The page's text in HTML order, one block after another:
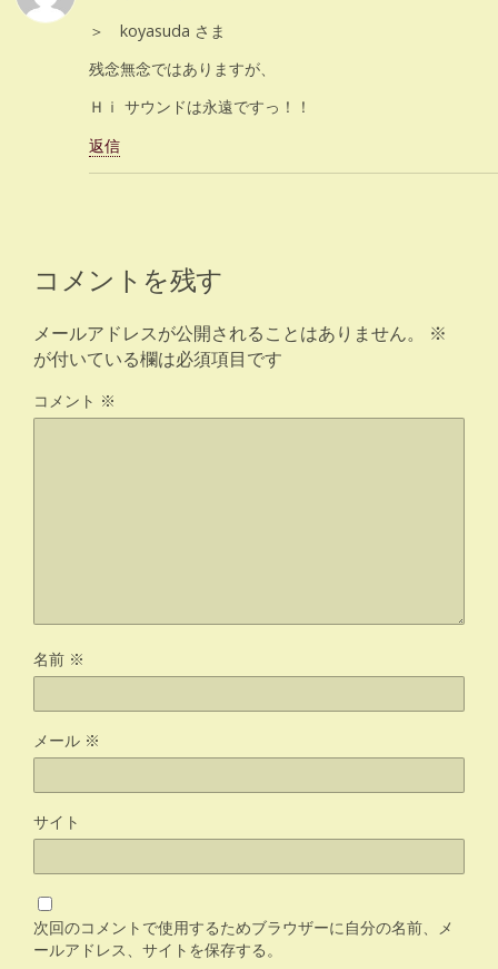
＞ koyasuda さま
残念無念ではありますが、
Ｈｉ サウンドは永遠ですっ！！
返信
コメントを残す
メールアドレスが公開されることはありません。
※
が付いている欄は必須項目です
コメント ※
名前 ※
メール ※
サイト
次回のコメントで使用するためブラウザーに自分の名前、メ
ールアドレス、サイトを保存する。